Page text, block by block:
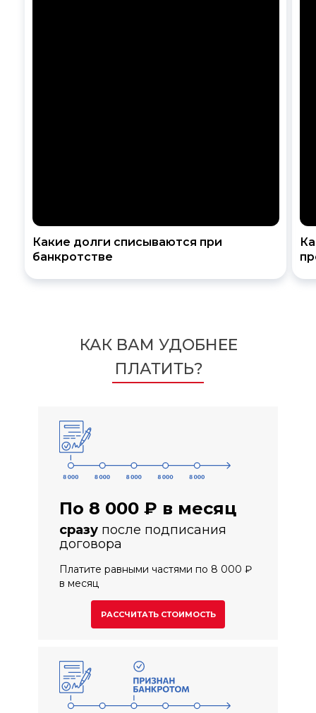
Какие долги списываются при
банкротстве
КАК ВАМ УДОБНЕЕ
ПЛАТИТЬ?
РАССЧИТАТЬ СТОИМОСТЬ
Платите равными частями по 8 000 ₽
в месяц
сразу после подписания
договора
По 8 000 ₽ в месяц